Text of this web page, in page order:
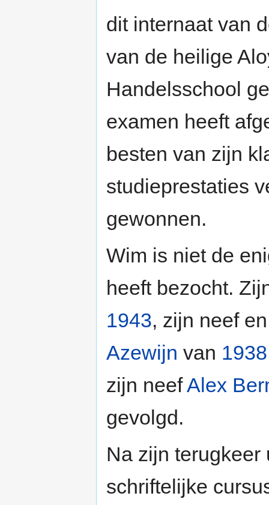
dit internaat van
van de heilige
Handelsschool
examen heeft
besten van zijn
studieprestaties
gewonnen.
Wim is niet de
heeft bezocht.
1943, zijn neef
Azewijn van 1938
zijn neefAlex
gevolgd.
Na zijn terugkeer
schriftelijke